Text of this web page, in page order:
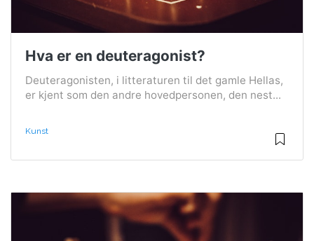
Hva er en deuteragonist?
Deuteragonisten, i litteraturen til det gamle Hellas,
er kjent som den andre hovedpersonen, den nest...
Kunst